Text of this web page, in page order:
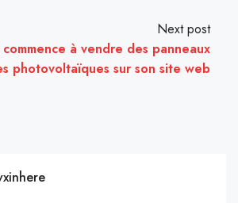
Next post
à vendre des panneaux
photovoltaïques sur son site web